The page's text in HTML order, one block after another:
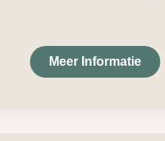
Meer Informatie